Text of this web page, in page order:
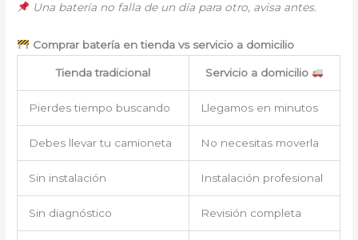
Una batería no falla de un día para otro, avisa antes.
Comprar batería en tienda vs servicio a domicilio
Tienda tradicional Servicio a domicilio
Pierdes tiempo buscando Llegamos en minutos
Debes llevar tu camioneta No necesitas moverla
Sin instalación Instalación profesional
Sin diagnóstico Revisión completa